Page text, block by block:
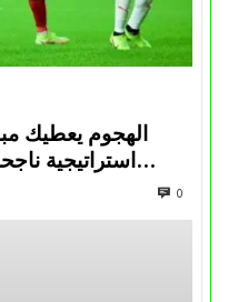
الهجوم يعطيك
استراتيجية
0